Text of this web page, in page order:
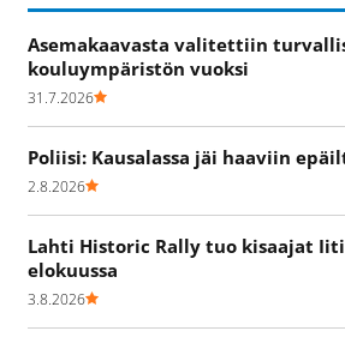
Asemakaavasta valitettiin
kouluympäristön vuoksi
31.7.2026
Poliisi: Kausalassa jäi haaviin
2.8.2026
Lahti Historic Rally tuo kisaajat
elokuussa
3.8.2026